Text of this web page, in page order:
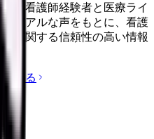
、看護師経験者と医療ライ
リアルな声をもとに、看護
に関する信頼性の高い情報
見る